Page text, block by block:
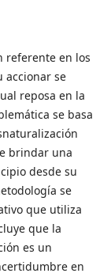
referente en los
accionar se
reposa en la
se basa
brindar una
desde su
se
que utiliza
que la
es un
en